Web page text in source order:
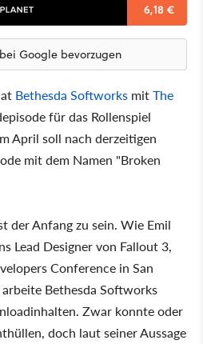
6,18 €
Google bevorzugen
Bethesda Softworks mitThe
für das Rollenspiel
April soll nach derzeitigen
mit dem Namen "Broken
der Anfang zu sein. Wie Emil
Lead Designer von Fallout 3,
Conference in San
arbeite Bethesda Softworks
Zwar konnte oder
doch laut seiner Aussage